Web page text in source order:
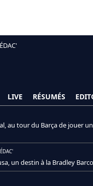
LIVE RÉSUMÉS
au tour du Barça de jouer
un destin à la Bradley